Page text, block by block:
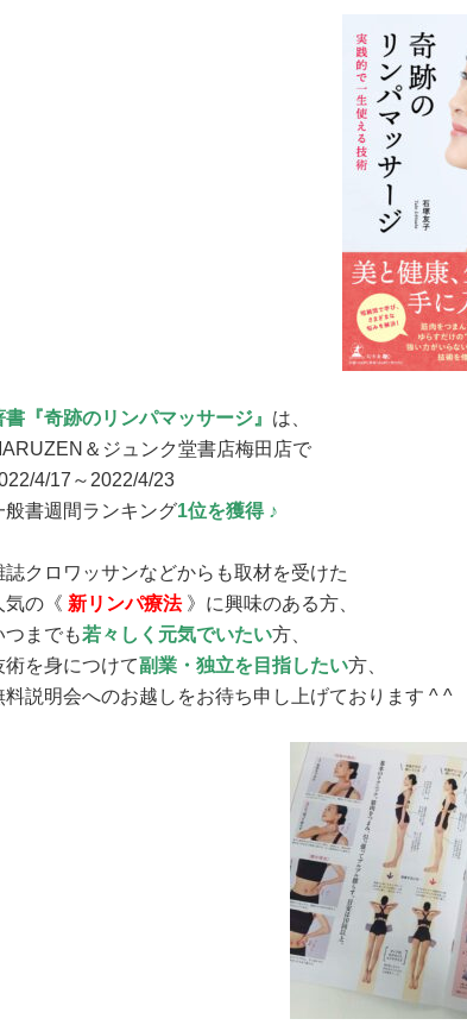
書『奇跡のリンパマッサージ』 は、
＆ジュンク堂書店梅田店で
4/17～2022/4/23
般書週間ランキング1位を獲得 ♪
誌クロワッサンなどからも取材を受けた
気の《 新リンパ療法》に興味のある方、
つまでも若々しく元気でいたい方、
術を身につけて副業・独立を目指したい方、
料説明会へのお越しをお待ち申し上げております ^ ^